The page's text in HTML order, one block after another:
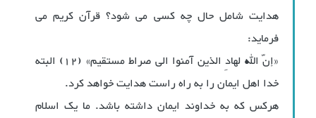
هدایت شامل حال چه کسی می شود؟ قرآن کریم می
فرماید:
«إنّ الله لهادِ الذین آمنوا الی صراط مستقیم» (12) البته
خدا اهل ایمان را به راه راست هدایت خواهد کرد.
هرکس که به خداوند ایمان داشته باشد. ما یک اسلام